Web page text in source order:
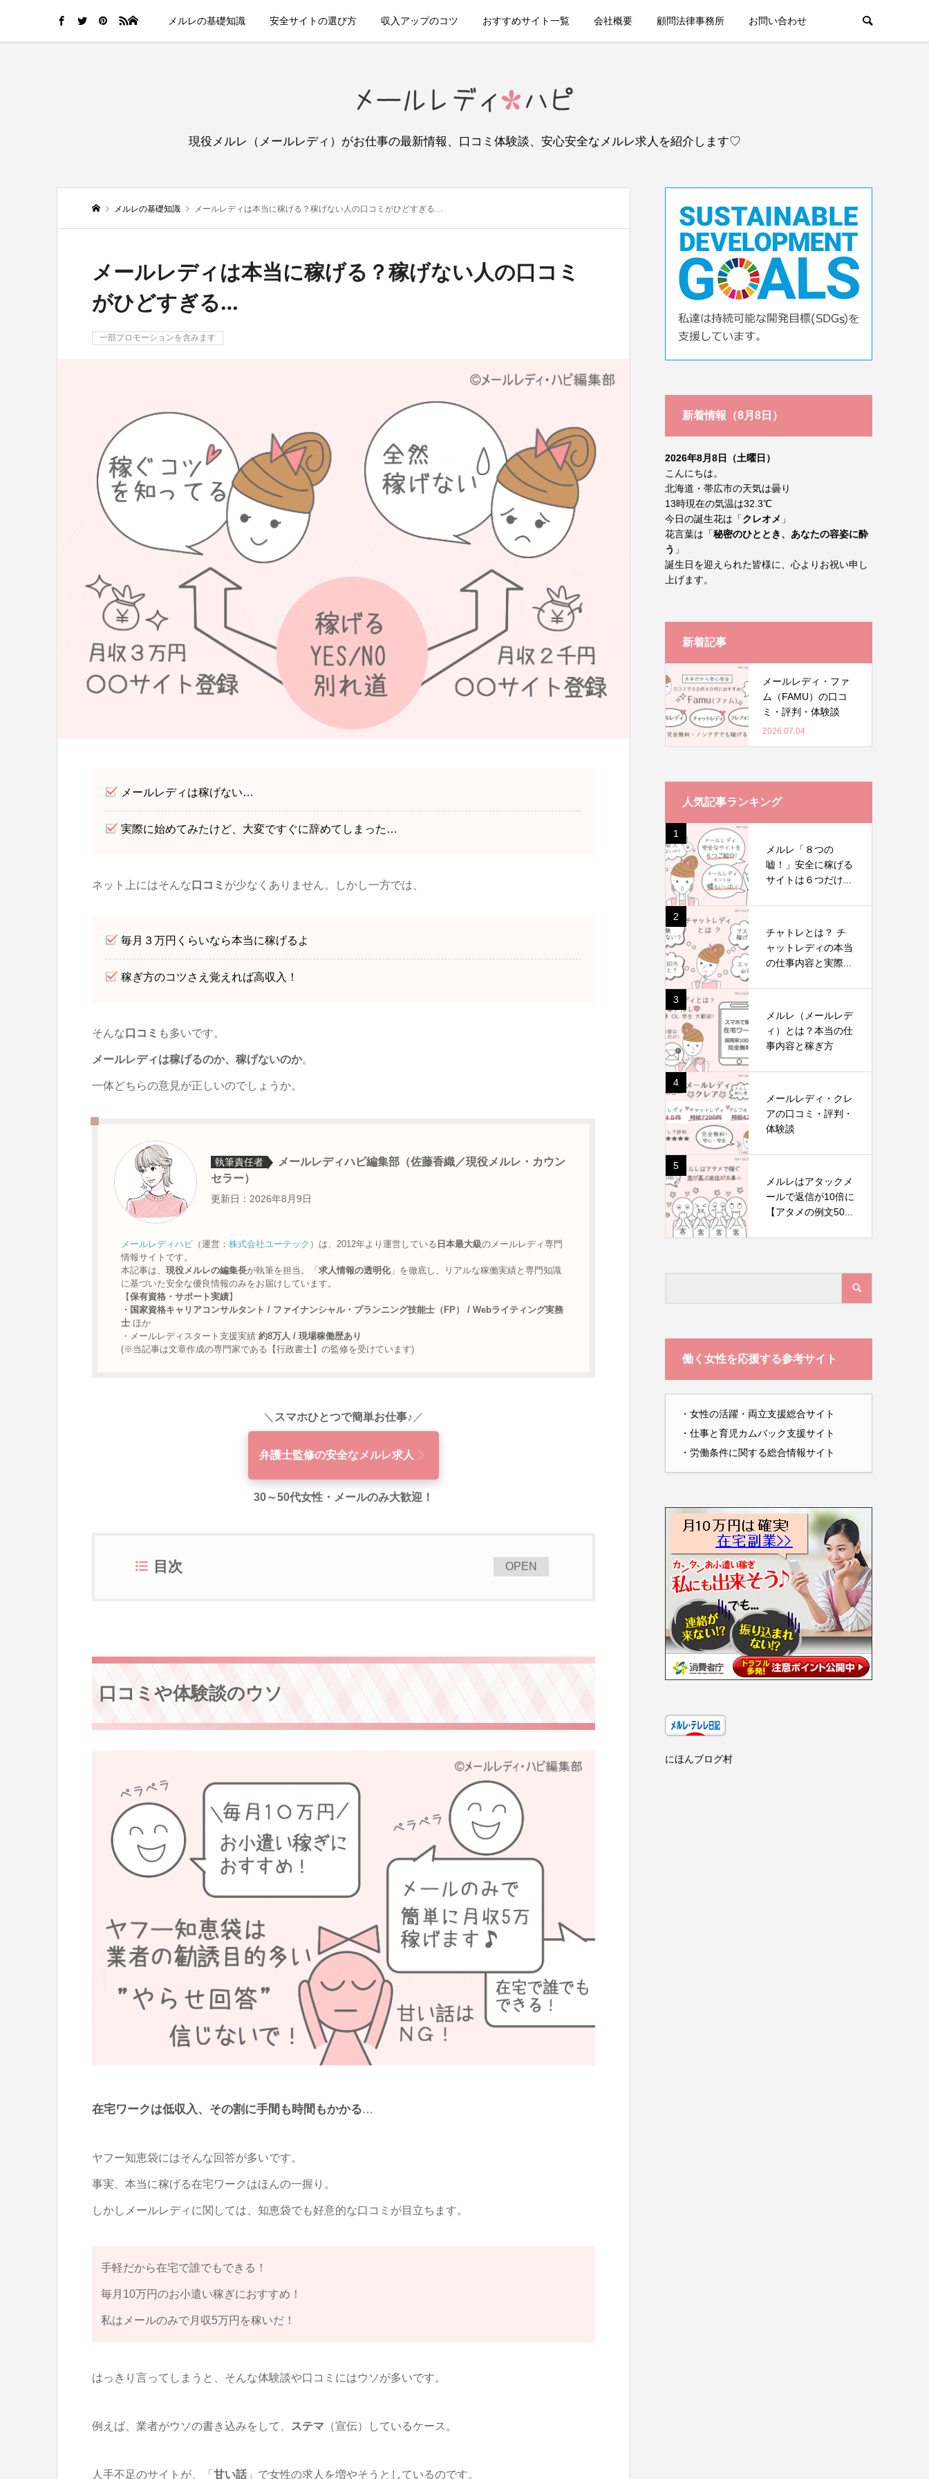
HOME メルレの基礎知識 安全サイトの選び方 収入アップのコツ おすすめサイト一覧 会社概要 顧問法律事務所 お問い合わせ
現役メルレ（メールレディ）がお仕事の最新情報、口コミ体験談、安心安全なメルレ求人を紹介します♡
メルレの基礎知識 メールレディは本当に稼げる？稼げない人の口コミがひどすぎる…
メールレディは本当に稼げる？稼げない人の口コミ
がひどすぎる…
一部プロモーションを含みます
メールレディは稼げない…
実際に始めてみたけど、大変ですぐに辞めてしまった…
ネット上にはそんな 口コミ が少なくありません。しかし一方では、
毎月３万円くらいなら本当に稼げるよ
稼ぎ方のコツさえ覚えれば高収入！
そんな 口コミ も多いです。
メールレディは稼げるのか、稼げないのか。
一体どちらの意見が正しいのでしょうか。
執筆責任者
メールレディハピ編集部（佐藤香織／現役メルレ・カウン
セラー）
更新日：2026年8月9日
メールレディハピ（運営： 株式会社ユーテック ）は、2012年より運営している 日本最大級のメールレディ専門
情報サイトです。
本記事は、 現役メルレの編集長が執筆を担当。「 求人情報の透明化」を徹底し、リアルな稼働実績と専門知識
に基づいた安全な優良情報のみをお届けしています。
【保有資格・サポート実績】
・国家資格キャリアコンサルタント / ファイナンシャル・プランニング技能士（FP） / Webライティング実務
士ほか
・メールレディスタート支援実績 約8万人 / 現場稼働歴あり
(※当記事は文章作成の専門家である【行政書士】の監修を受けています)
＼ スマホひとつで簡単お仕事♪ ／
弁護士監修の安全なメルレ求人
30～50代女性・メールのみ大歓迎！
目次 OPEN
口コミや体験談のウソ
在宅ワークは低収入、その割に手間も時間もかかる…
ヤフー知恵袋にはそんな回答が多いです。
事実、本当に稼げる在宅ワークはほんの一握り。
しかしメールレディに関しては、知恵袋でも好意的な口コミが目立ちます。
手軽だから在宅で誰でもできる！
毎月10万円のお小遣い稼ぎにおすすめ！
私はメールのみで月収5万円を稼いだ！
はっきり言ってしまうと、そんな体験談や口コミにはウソが多いです。
例えば、業者がウソの書き込みをして、 ステマ （宣伝）しているケース。
人手不足のサイトが、「 甘い話」で女性の求人を増やそうとしているのです。
新着情報（8月8日）
2026年8月8日（土曜日）
こんにちは。
北海道・帯広市の天気は曇り
13時現在の気温は32.3℃
今日の誕生花は「クレオメ 」
花言葉は「秘密のひととき、あなたの容姿に酔
う 」
誕生日を迎えられた皆様に、心よりお祝い申し
上げます。
新着記事
メールレディ・ファ
ム（FAMU）の口コ
ミ・評判・体験談
2026.07.04
人気記事ランキング
1
メルレ「８つの
嘘！」安全に稼げる
サイトは６つだけ...
2
チャトレとは？ チ
ャットレディの本当
の仕事内容と実際...
3
メルレ（メールレデ
ィ）とは？本当の仕
事内容と稼ぎ方
4
メールレディ・クレ
アの口コミ・評判・
体験談
5
メルレはアタックメ
ールで返信が10倍に
【アタメの例文50...
働く女性を応援する参考サイト
・ 女性の活躍・両立支援総合サイト
・ 仕事と育児カムバック支援サイト
・ 労働条件に関する総合情報サイト
にほんブログ村